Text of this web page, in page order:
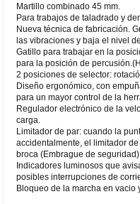
Martillo combinado 45 mm.
Para trabajos de taladrado y
Nueva técnica de fabricación.
las vibraciones y baja el nivel
Gatillo para trabajar en la
para la posición de
2 posiciones de selector:
Diseño ergonómico, con
para un mayor control de la
Regulador electrónico de la
carga.
Limitador de par: cuando la
accidentalmente, el limitador
broca (Embrague de seguridad).
Indicadores luminosos que
posibles interrupciones de
Bloqueo de la marcha en vacio